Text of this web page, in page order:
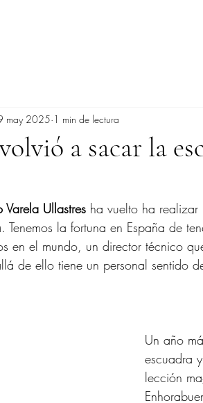
a sacar la
may 2025 1 min de lectura
Varela Ullastres ha vuelto ha
la fortuna en España de
en el mundo, un director técnico
de ello tiene un personal sentido
Un año
escuadra
lección